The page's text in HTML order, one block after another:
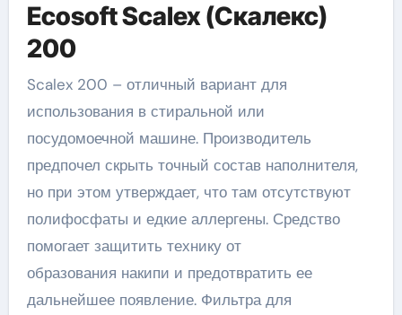
Ecosoft Scalex (Скалекс)
200
Scalex 200 – отличный вариант для
использования в стиральной или
посудомоечной машине. Производитель
предпочел скрыть точный состав наполнителя,
но при этом утверждает, что там отсутствуют
полифосфаты и едкие аллергены. Средство
помогает защитить технику от
образования накипи и предотвратить ее
дальнейшее появление. Фильтра для